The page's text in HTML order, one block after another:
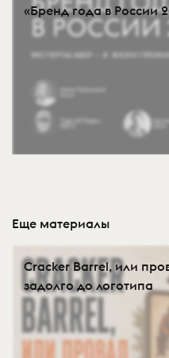
«Бренд года в России
Еще материалы
Cracker Barrel, или
задолго до логотипа